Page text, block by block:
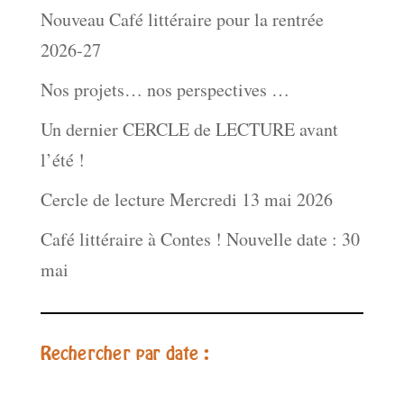
Nouveau Café littéraire pour la rentrée
2026-27
Nos projets… nos perspectives …
Un dernier CERCLE de LECTURE avant
l’été !
Cercle de lecture Mercredi 13 mai 2026
Café littéraire à Contes ! Nouvelle date : 30
mai
Rechercher par date :